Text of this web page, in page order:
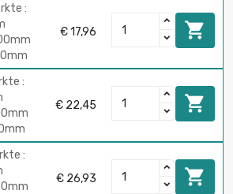
:
€ 17,96 
:
€ 22,45 
:
€ 26,93 